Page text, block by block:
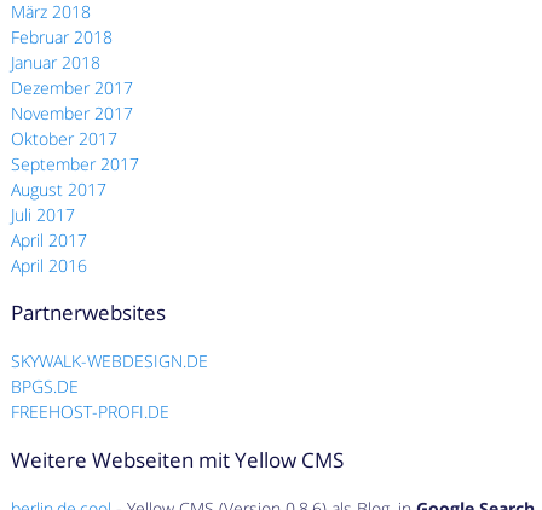
März 2018
Februar 2018
Januar 2018
Dezember 2017
November 2017
Oktober 2017
September 2017
August 2017
Juli 2017
April 2017
April 2016
Partnerwebsites
SKYWALK-WEBDESIGN.DE
BPGS.DE
FREEHOST-PROFI.DE
Weitere Webseiten mit Yellow CMS